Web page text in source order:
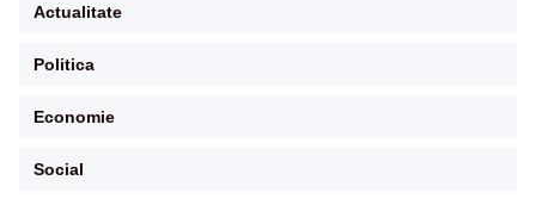
Actualitate
Politica
Economie
Social